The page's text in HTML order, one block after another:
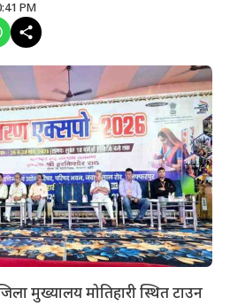
PM
मुख्यालय मोतिहारी स्थित टाउन